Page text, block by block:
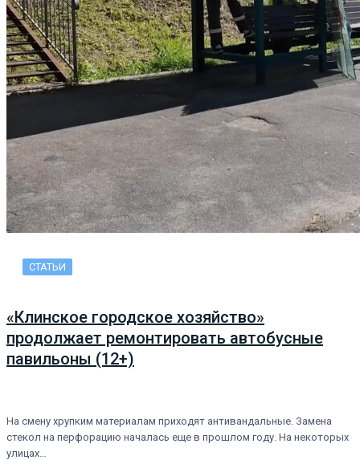
СТАТЬИ
«Клинское городское хозяйство»
продолжает ремонтировать автобусные
павильоны (12+)
На смену хрупким материалам приходят антивандальные. Замена
стекол на перфорацию началась еще в прошлом году. На некоторых
улицах…